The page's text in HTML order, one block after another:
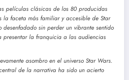
películas clásicas de los 80 producidas
la faceta más familiar y accesible de Star
sin perder un vibrante sentido
la franquicia a las audiencias
asombro en el universo Star Wars.
de la narrativa ha sido un acierto